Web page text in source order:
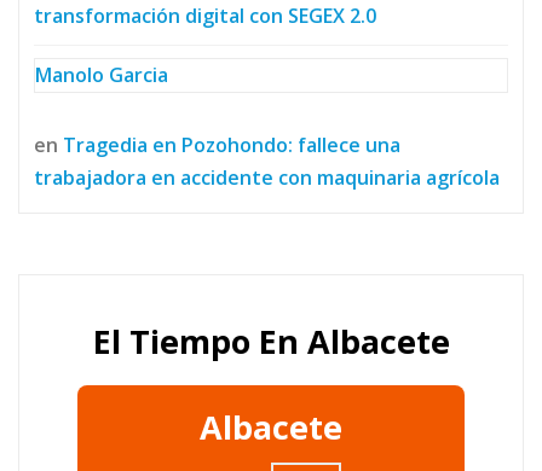
transformación digital con SEGEX 2.0
Manolo Garcia
en Tragedia en Pozohondo: fallece una
trabajadora en accidente con maquinaria agrícola
El Tiempo En Albacete
Albacete